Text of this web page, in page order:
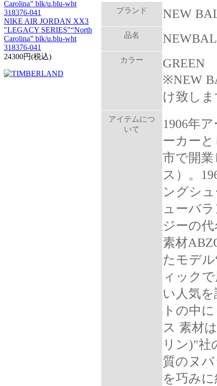
NIKE AIR JORDAN XX3
"LEGACY SERIES"“North
Carolina” blk/u.blu-wht
318376-041
24300円(税込)
ブランド NEW
品名
カラー
GREEN
※NEW
け致し
アイテムにつ
いて
1906年
ーカー
市で開業
ス）。
ングシ
ューバ
ジーの
素材
たモデ
ィック
い人気
トの中
ス 素材
リン)"社
質のヌ
を巧み